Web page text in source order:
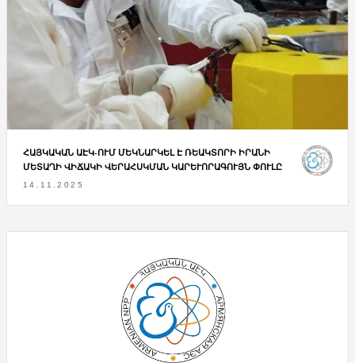
ՀԱՅԿԱԿԱՆ ԱԷԿ-ՈՒՄ ՄԵԿՆԱՐԿԵԼ Է ՌԵԱԿՏՈՐԻ ԻՐԱՆԻ
ՄԵՏԱՂԻ ՎԻՃԱԿԻ ՎԵՐԱՀՍԿՄԱՆ ԿԱՐԵՒՈՐԱԳՈՒՅՆ ՓՈՒԼԸ
14.11.2025